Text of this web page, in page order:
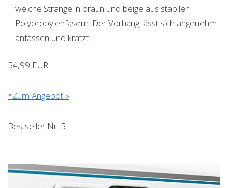
weiche Stränge in braun und beige aus stabilen
Polypropylenfasern. Der Vorhang lässt sich angenehm
anfassen und kratzt…
54,99 EUR
*Zum Angebot »
Bestseller Nr. 5